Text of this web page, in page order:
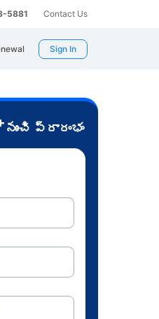
5881 Contact Us
Sign In
నుంచి ప్రారంభం